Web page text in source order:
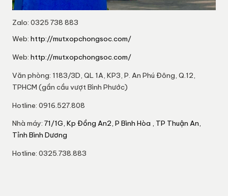
Zalo: 0325 738 883
Web: http://mutxopchongsoc.com/
Web: http://mutxopchongsoc.com/
Văn phòng: 1183/3D, QL 1A, KP3, P. An Phú Đông, Q.12,
TPHCM (gần cầu vượt Bình Phước)
Hotline: 0916.527.808
Nhà máy: 71/1G, Kp Đồng An2, P Bình Hòa , TP Thuận An,
Tỉnh Bình Dương
Hotline: 0325.738.883